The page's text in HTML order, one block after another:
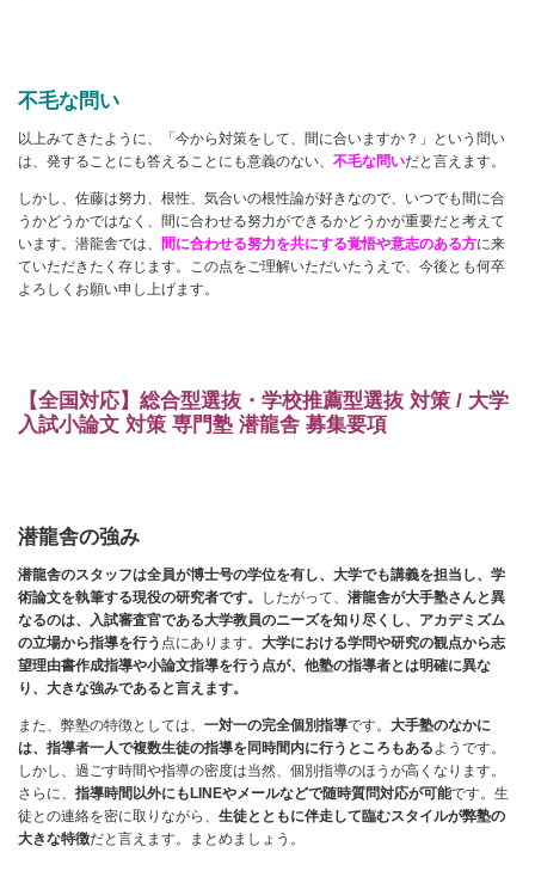
不毛な問い
以上みてきたように、「今から対策をして、間に合いますか？」という問い
は、発することにも答えることにも意義のない、 不毛な問いだと言えます。
しかし、佐藤は努力、根性、気合いの根性論が好きなので、いつでも間に合
うかどうかではなく、間に合わせる努力ができるかどうかが重要だと考えて
います。潜龍舎では、
間に合わせる努力を共にする覚悟や意志のある方に来
ていただきたく存じます。この点をご理解いただいたうえで、今後とも何卒
よろしくお願い申し上げます。
【全国対応】総合型選抜・学校推薦型選抜 対策 / 大学
入試小論文 対策 専門塾 潜龍舎 募集要項
潜龍舎の強み
潜龍舎のスタッフは全員が博士号の学位を有し、大学でも講義を担当し、学
術論文を執筆する現役の研究者です。
したがって、 潜龍舎が大手塾さんと異
なるのは、入試審査官である大学教員のニーズを知り尽くし、アカデミズム
の立場から指導を行う 点にあります。 大学における学問や研究の観点から志
望理由書作成指導や小論文指導を行う点が、他塾の指導者とは明確に異な
り、大きな強みであると言えます。
また、弊塾の特徴としては、 一対一の完全個別指導です。 大手塾のなかに
は、指導者一人で複数生徒の指導を同時間内に行うところもあるようです。
しかし、過ごす時間や指導の密度は当然、個別指導のほうが高くなります。
さらに、 指導時間以外にもLINEやメールなどで随時質問対応が可能です。生
徒との連絡を密に取りながら、 生徒とともに伴走して臨むスタイルが弊塾の
大きな特徴だと言えます。まとめましょう。